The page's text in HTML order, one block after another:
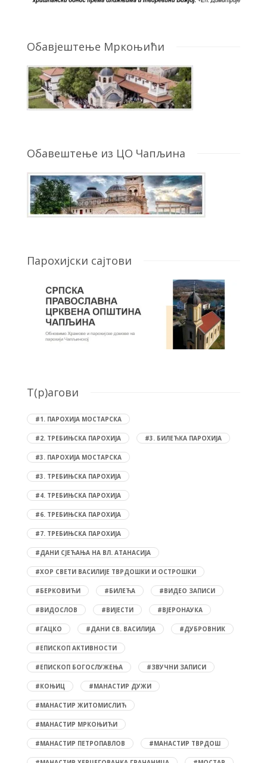
Обавјештење Мркоњићи
Обавештење из ЦО Чапљина
Парохијски сајтови
T(р)агови
#1. ПАРОХИЈА МОСТАРСКА
#2. ТРЕБИЊСКА ПАРОХИЈА #3. БИЛЕЋКА ПАРОХИЈА
#3. ПАРОХИЈА МОСТАРСКА
#3. ТРЕБИЊСКА ПАРОХИЈА
#4. ТРЕБИЊСКА ПАРОХИЈА
#6. ТРЕБИЊСКА ПАРОХИЈА
#7. ТРЕБИЊСКА ПАРОХИЈА
#ДАНИ СЈЕЋАЊА НА ВЛ. АТАНАСИЈА
#ХОР СВЕТИ ВАСИЛИЈЕ ТВРДОШКИ И ОСТРОШКИ
#БЕРКОВИЋИ #БИЛЕЋА #ВИДЕО ЗАПИСИ
#ВИДОСЛОВ #ВИЈЕСТИ #ВЈЕРОНАУКА
#ГАЦКО #ДАНИ СВ. ВАСИЛИЈА #ДУБРОВНИК
#ЕПИСКОП АКТИВНОСТИ
#ЕПИСКОП БОГОСЛУЖЕЊА #ЗВУЧНИ ЗАПИСИ
#КОЊИЦ #МАНАСТИР ДУЖИ
#МАНАСТИР ЖИТОМИСЛИЋ
#МАНАСТИР МРКОЊИЋИ
#МАНАСТИР ПЕТРОПАВЛОВ #МАНАСТИР ТВРДОШ